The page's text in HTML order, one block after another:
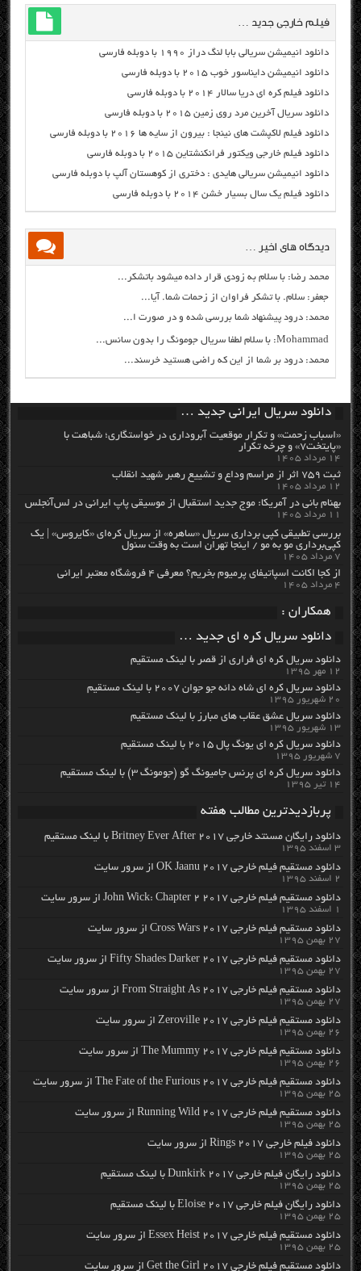
فیلم خارجی جدید …
دانلود انیمیشن سریالی بابا لنگ دراز ۱۹۹۰ با دوبله فارسی
دانلود انیمیشن دایناسور خوب ۲۰۱۵ با دوبله فارسی
دانلود فیلم کره ای دریا سالار ۲۰۱۴ با دوبله فارسی
دانلود سریال آخرین مرد روی زمین ۲۰۱۵ با دوبله فارسی
دانلود فیلم لاکپشت های نینجا : بیرون از سایه ها ۲۰۱۶ با دوبله فارسی
دانلود فیلم خارجی ویکتور فرانکنشتاین ۲۰۱۵ با دوبله فارسی
دانلود انیمیشن سریالی هایدی : دختری از کوهستان آلپ با دوبله فارسی
دانلود فیلم یک سال بسیار خشن ۲۰۱۴ با دوبله فارسی
دیدگاه های اخیر …
محمد رضا: با سلام به زودی قرار داده میشود باتشکر...
جعفر: سلام. با تشکر فراوان از زحمات شما. آیا...
محمد: درود پیشنهاد شما بررسی شده و در صورت ا...
Mohammad: با سلام لطفا سریال جومونگ را بدون سانس...
محمد: درود بر شما از این که راضی هستید خرسند...
دانلود سریال ایرانی جدید …
«اسباب زحمت» و تکرار موقعیت آبروداری در خواستگاری؛ شباهت با
«پایتخت۷» و چرخه تکرار
۱۴ مرداد ۱۴۰۵
ثبت ۷۵۹ اثر از مراسم وداع و تشییع رهبر شهید انقلاب
۱۲ مرداد ۱۴۰۵
بهنام بانی در آمریکا: موج جدید استقبال از موسیقی پاپ ایرانی در لس‌آنجلس
۱۱ مرداد ۱۴۰۵
بررسی تطبیقی کپی برداری سریال «ساهره» از سریال کره‌ای «کایروس» | یک
کپی‌برداری مو به مو / اینجا تهران است به وقت سئول
۷ مرداد ۱۴۰۵
از کجا اکانت اسپاتیفای پرمیوم بخریم؟ معرفی ۴ فروشگاه معتبر ایرانی
۴ مرداد ۱۴۰۵
همکاران :
دانلود سریال کره ای جدید …
دانلود سریال کره ای فراری از قصر با لینک مستقیم
۱۲ مهر ۱۳۹۵
دانلود سریال کره ای شاه دائه جو جوان ۲۰۰۷ با لینک مستقیم
۲۰ شهریور ۱۳۹۵
دانلود سریال عشق عقاب های مبارز با لینک مستقیم
۱۳ شهریور ۱۳۹۵
دانلود سریال کره ای یونگ پال ۲۰۱۵ با لینک مستقیم
۷ شهریور ۱۳۹۵
دانلود سریال کره ای پرنس جامیونگ گو (جومونگ ۳) با لینک مستقیم
۱۴ تیر ۱۳۹۵
پربازدیدترین مطالب هفته
دانلود رایگان مسنتد خارجی Britney Ever After 2017 با لینک مستقیم
۳ اسفند ۱۳۹۵
دانلود مستقیم فیلم خارجی OK Jaanu 2017 از سرور سایت
۲ اسفند ۱۳۹۵
دانلود مستقیم فیلم خارجی John Wick: Chapter 2 2017 از سرور سایت
۱ اسفند ۱۳۹۵
دانلود مستقیم فیلم خارجی Cross Wars 2017 از سرور سایت
۲۷ بهمن ۱۳۹۵
دانلود مستقیم فیلم خارجی Fifty Shades Darker 2017 از سرور سایت
۲۷ بهمن ۱۳۹۵
دانلود مستقیم فیلم خارجی From Straight As 2017 از سرور سایت
۲۷ بهمن ۱۳۹۵
دانلود مستقیم فیلم خارجی Zeroville 2017 از سرور سایت
۲۶ بهمن ۱۳۹۵
دانلود مستقیم فیلم خارجی The Mummy 2017 از سرور سایت
۲۶ بهمن ۱۳۹۵
دانلود مستقیم فیلم خارجی The Fate of the Furious 2017 از سرور سایت
۲۵ بهمن ۱۳۹۵
دانلود مستقیم فیلم خارجی Running Wild 2017 از سرور سایت
۲۵ بهمن ۱۳۹۵
دانلود فیلم خارجی Rings 2017 از سرور سایت
۲۵ بهمن ۱۳۹۵
دانلود رایگان فیلم خارجی Dunkirk 2017 با لینک مستقیم
۲۵ بهمن ۱۳۹۵
دانلود رایگان فیلم خارجی Eloise 2017 با لینک مستقیم
۲۵ بهمن ۱۳۹۵
دانلود مستقیم فیلم خارجی Essex Heist 2017 از سرور سایت
۲۵ بهمن ۱۳۹۵
دانلود مستقیم فیلم خارجی Get the Girl 2017 از سرور سایت